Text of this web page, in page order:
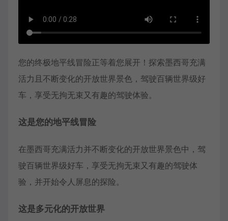
您的终极地平线冒险正等着您展开！探索墨西哥充满
活力且不断变化的开放世界景色，驾驶百辆世界级好
车，享受无拘无束又有趣的驾驶体验。
这是您的地平线冒险
在墨西哥充满活力并不断变化的开放世界景色中，驾
驶百辆世界级好车，享受无拘无束又有趣的驾驶体
验，并开始令人屏息的探险。
这是多元化的开放世界